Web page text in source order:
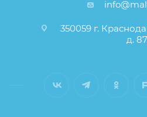
350059 г.
д.